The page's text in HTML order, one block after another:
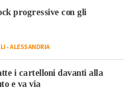
progressive con gli
-ALESSANDRIA
i cartelloni davanti alla
e va via